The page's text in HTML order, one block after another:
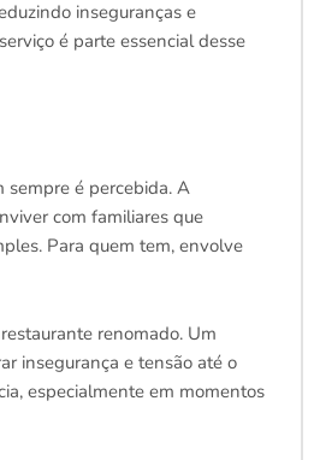
inseguranças e
é parte essencial desse
sempre é percebida. A
com familiares que
Para quem tem, envolve
renomado. Um
insegurança e tensão até o
especialmente em momentos